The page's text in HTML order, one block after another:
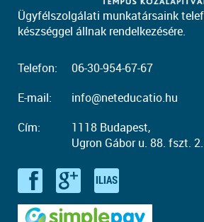
Ügyfélszolgálati munkatársaink
készséggel állnak rendelkezésére.
Telefon:
06-30-954-67-67
E-mail:
info@neteducatio.hu
Cím:
1118 Budapest,
Ugron Gábor u. 88. fszt. 2.